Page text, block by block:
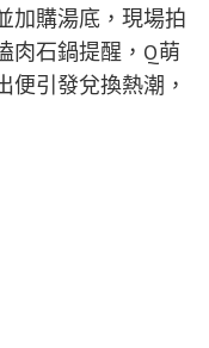
加購湯底，現場拍
肉石鍋提醒，Q萌
便引發兌換熱潮，